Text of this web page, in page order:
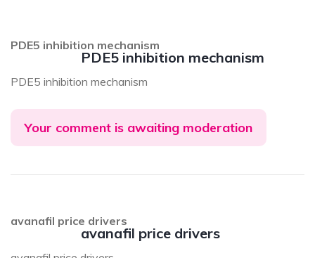
PDE5 inhibition mechanism
PDE5 inhibition mechanism
PDE5 inhibition mechanism
Your comment is awaiting moderation
avanafil price drivers
avanafil price drivers